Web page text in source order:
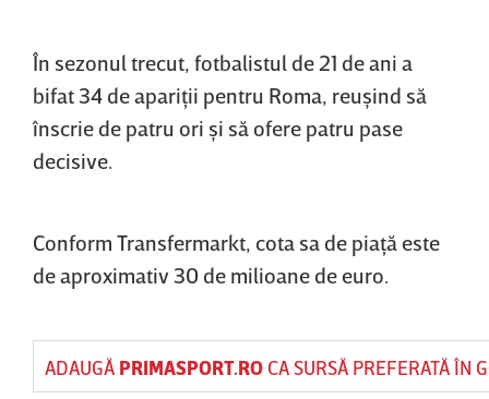
În sezonul trecut, fotbalistul de 21 de ani a
bifat 34 de apariţii pentru Roma, reuşind să
înscrie de patru ori şi să ofere patru pase
decisive.
Conform Transfermarkt, cota sa de piaţă este
de aproximativ 30 de milioane de euro.
ADAUGĂ PRIMASPORT.ROCA SURSĂ PREFERATĂ ÎN